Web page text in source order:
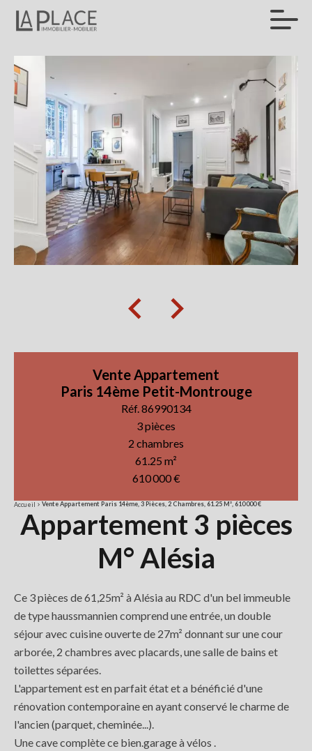
Vente Appartement
Paris 14ème Petit-Montrouge
Réf. 86990134
3 pièces
2 chambres
61.25 m²
610 000 €
Accueil Vente Appartement Paris 14ème, 3 Pièces, 2 Chambres, 61.25 M², 610 000 €
Appartement 3 pièces
M° Alésia
Ce 3 pièces de 61,25m² à Alésia au RDC d'un bel immeuble
de type haussmannien comprend une entrée, un double
séjour avec cuisine ouverte de 27m² donnant sur une cour
arborée, 2 chambres avec placards, une salle de bains et
toilettes séparées.
L'appartement est en parfait état et a bénéficié d'une
rénovation contemporaine en ayant conservé le charme de
l'ancien (parquet, cheminée...).
Une cave complète ce bien.garage à vélos .